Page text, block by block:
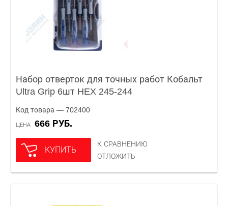
Набор отверток для точных работ Кобальт
Ultra Grip 6шт HEX 245-244
Код товара — 702400
ЦЕНА 666 РУБ.
КУПИТЬ
К СРАВНЕНИЮ
ОТЛОЖИТЬ